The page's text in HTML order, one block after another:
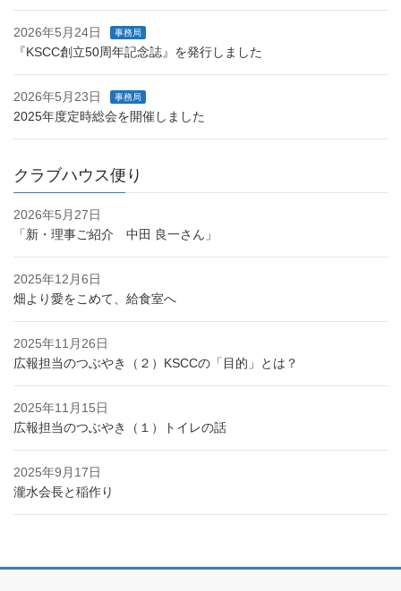
2026年5月24日 事務局
『KSCC創立50周年記念誌』を発行しました
2026年5月23日 事務局
2025年度定時総会を開催しました
クラブハウス便り
2026年5月27日
「新・理事ご紹介 中田 良一さん」
2025年12月6日
畑より愛をこめて、給食室へ
2025年11月26日
広報担当のつぶやき（２）KSCCの「目的」とは？
2025年11月15日
広報担当のつぶやき（１）トイレの話
2025年9月17日
瀧水会長と稲作り